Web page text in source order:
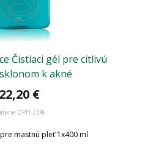
Čistiaci gél pre citlivú
k akné
22,20 €
DPH 23%
mastnú pleť 1x400 ml